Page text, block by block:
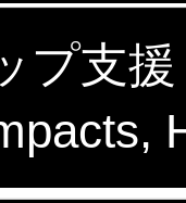
プ支